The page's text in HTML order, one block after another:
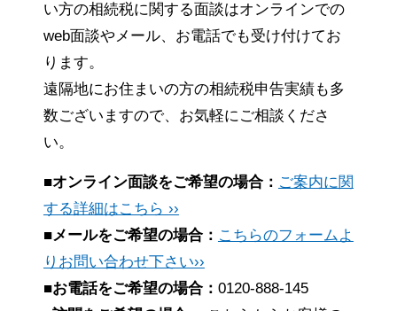
い方の相続税に関する面談はオンラインでの
web面談やメール、お電話でも受け付けてお
ります。
遠隔地にお住まいの方の相続税申告実績も多
数ございますので、お気軽にご相談くださ
い。
■オンライン面談をご希望の場合： ご案内に関
する詳細はこちら ››
■メールをご希望の場合： こちらのフォームよ
りお問い合わせ下さい››
■お電話をご希望の場合： 0120-888-145